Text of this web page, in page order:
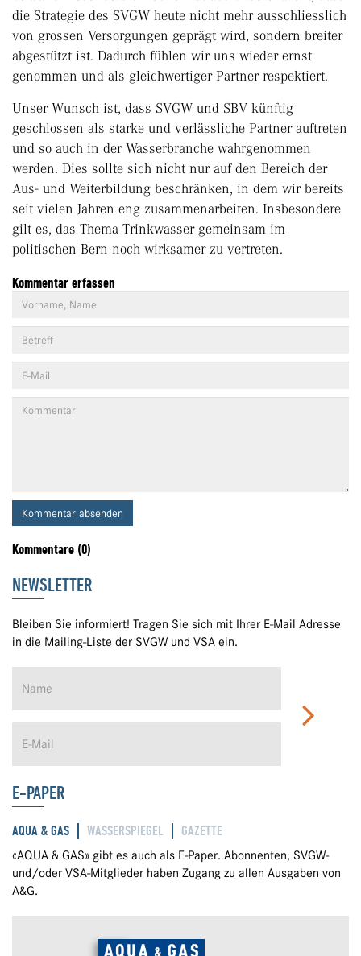
die Strategie des SVGW heute nicht mehr ausschliesslich
von grossen Versorgungen geprägt wird, sondern breiter
abgestützt ist. Dadurch fühlen wir uns wieder ernst
genommen und als gleichwertiger Partner respektiert.
Unser Wunsch ist, dass SVGW und SBV künftig
geschlossen als starke und verlässliche Partner auftreten
und so auch in der Wasserbranche wahrgenommen
werden. Dies sollte sich nicht nur auf den Bereich der
Aus- und Weiterbildung beschränken, in dem wir bereits
seit vielen Jahren eng zusammenarbeiten. Insbesondere
gilt es, das Thema Trinkwasser gemeinsam im
politischen Bern noch wirksamer zu vertreten.
Kommentar erfassen
Kommentar absenden
Kommentare (0)
NEWSLETTER
Bleiben Sie informiert! Tragen Sie sich mit Ihrer E-Mail Adresse
in die Mailing-Liste der SVGW und VSA ein.
E-PAPER
AQUA & GAS WASSERSPIEGEL GAZETTE
«AQUA & GAS» gibt es auch als E-Paper. Abonnenten, SVGW-
und/oder VSA-Mitglieder haben Zugang zu allen Ausgaben von
A&G.